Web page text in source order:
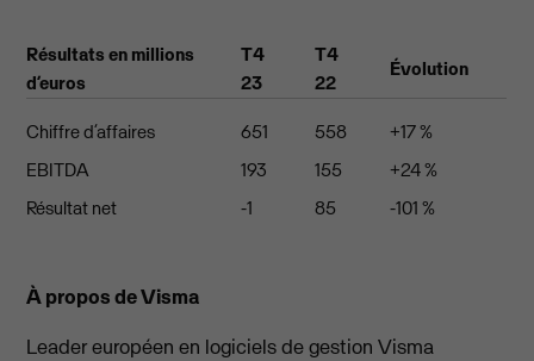
Résultats en millions
d’euros
T4
23
T4
22
Évolution
Chiffre d’affaires 651 558
+17 %
EBITDA
193 155
+24 %
Résultat net
-1 85 -101 %
À propos de Visma
Leader européen en logiciels de gestion Visma